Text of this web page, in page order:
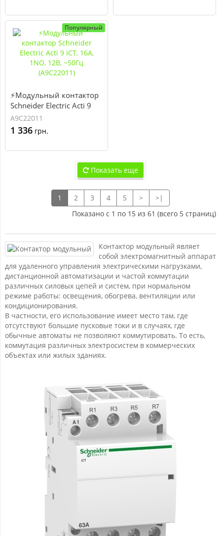
Популярный
⚡Модульный контактор
Schneider Electric Acti 9
iCT, 16А, 1NO, 12В, ~50Гц
(А9С22011)
A9C22011
1 336 грн.
Показать еще
1 2 3 4 5 >
>|
Показано с 1 по 15 из 61 (всего 5 страниц)
Контактор модульный являет
собой электромагнитный аппарат
для удаленного управления электрическими нагрузками,
дистанционной автоматизации и частой коммутации
различных силовых цепей и систем, при нормальном
режиме работы: освещения, обогрева, вентиляции или
кондиционирования.
В частности, его использование имеет место там, где
отсутствуют большие пусковые токи и в случаях, где
обычные автоматы не позволяют коммутировать. То есть,
коммутация различных электросистем в коммерческих
объектах или жилых зданиях.